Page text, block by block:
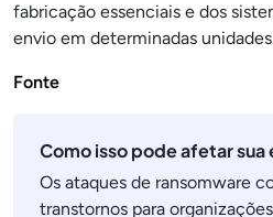
fabricação essenciais e dos
envio em determinadas
Fonte
Como isso pode afetar sua
Os ataques de ransomware
transtornos para